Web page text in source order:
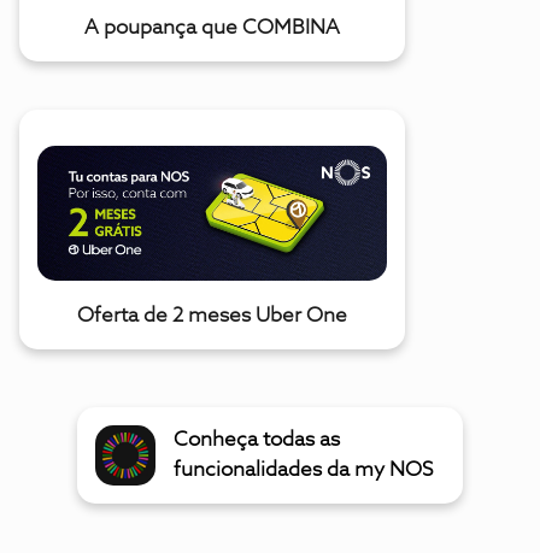
A poupança que COMBINA
Oferta de 2 meses Uber One
Conheça todas as
funcionalidades da my NOS